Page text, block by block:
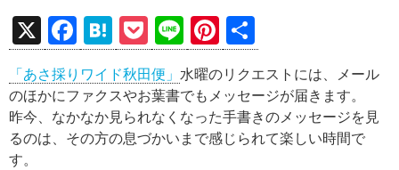
X
F
a
ce
b
o
H
at
e
n
a
P
o
ck
et
Li
n
e
Pi
nt
er
es
t
有
「あさ採りワイド秋田便」 水曜のリクエストには、メール
のほかにファクスやお葉書でもメッセージが届きます。
昨今、なかなか見られなくなった手書きのメッセージを見
るのは、その方の息づかいまで感じられて楽しい時間で
す。